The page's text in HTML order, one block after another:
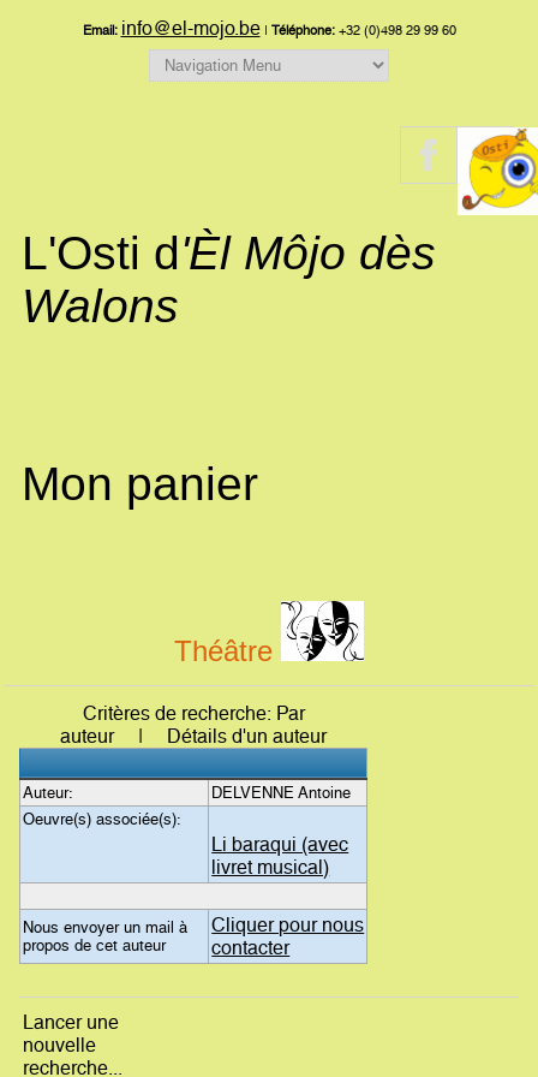
Email: info@el-mojo.be| Téléphone:+32 (0)498 29 99 60
L'Osti d'Èl Môjo dès
Walons
Mon panier
Théâtre
Critères de recherche: Par
auteur | Détails d'un auteur
Auteur:
DELVENNE Antoine
Oeuvre(s) associée(s):
Li baraqui (avec
livret musical)
Nous envoyer un mail à
propos de cet auteur
Cliquer pour nous
contacter
Lancer une
nouvelle
recherche...